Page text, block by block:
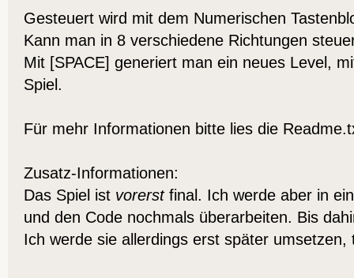
Gesteuert wird mit dem Numerischen
Kann man in 8 verschiedene Richtungen
Mit [SPACE] generiert man ein neues Level,
Spiel.
Für mehr Informationen bitte lies die
Zusatz-Informationen:
Das Spiel ist vorerstfinal. Ich werde aber in
und den Code nochmals überarbeiten. Bis
Ich werde sie allerdings erst später umsetzen,